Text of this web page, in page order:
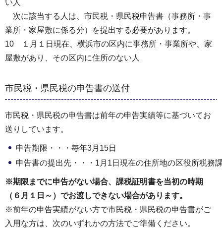
い人
次に該当する人は、市民税・県民税申告書（事務所・事
業所・家屋敷に係る分）を提出する必要があります。
10 １月１日現在、横浜市の区内に事務所・事業所や、家
屋敷があり、その区内に住所のない人
市民税・県民税の申告書の送付
市民税・県民税の申告書は前年の申告実績等に基づいてお
送りしています。
申告期限・・・毎年3月15日
申告書の提出先・・・1月1日現在の住所地の区役所税務
※期限までに申告がない場合、課税証明書を当初の時期
（６月１日～）でお渡しできない場合があります。
※前年の申告実績がない方で市民税・県民税の申告書がご
入用な方は、次のいずれかの方法でご準備ください。